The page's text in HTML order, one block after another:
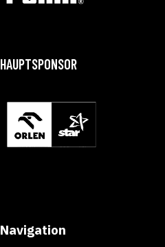
HAUPTSPONSOR
Navigation